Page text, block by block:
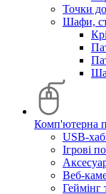
Точки
Шафи,
Комп'ютерна
USB-
Ігрові
Веб-
Геймінг